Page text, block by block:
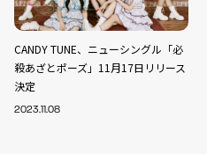
CANDY TUNE、ニューシングル「必
殺あざとポーズ」11月17日リリース
決定
2023.11.08